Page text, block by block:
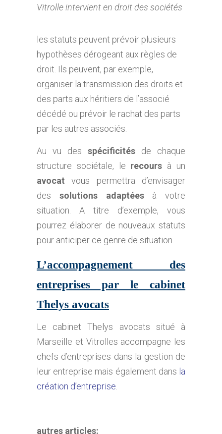
Vitrolle intervient en droit des sociétés
les statuts peuvent prévoir plusieurs
hypothèses dérogeant aux règles de
droit. Ils peuvent, par exemple,
organiser la transmission des droits et
des parts aux héritiers de l’associé
décédé ou prévoir le rachat des parts
par les autres associés.
Au vu des spécificités de chaque
structure sociétale, le recours à un
avocat vous permettra d’envisager
des solutions adaptéesà votre
situation. A titre d’exemple, vous
pourrez élaborer de nouveaux statuts
pour anticiper ce genre de situation.
L’accompagnement des
entreprises par le cabinet
Thelys avocats
Le cabinet Thelys avocats situé à
Marseille et Vitrolles accompagne les
chefs d’entreprises dans la gestion de
leur entreprise mais également dans la
création d’entreprise
autres articles: